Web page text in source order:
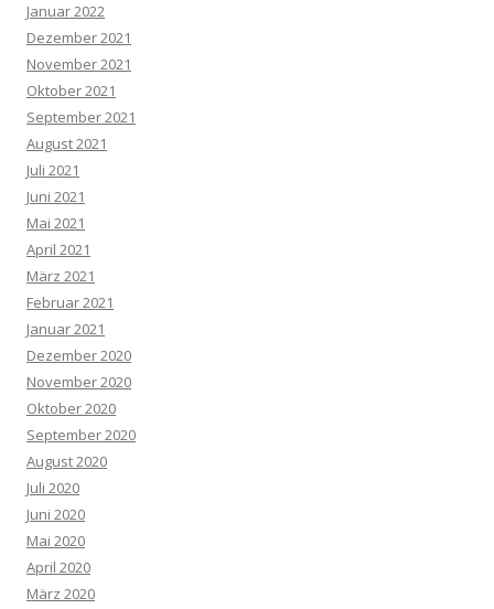
Januar 2022
Dezember 2021
November 2021
Oktober 2021
September 2021
August 2021
Juli 2021
Juni 2021
Mai 2021
April 2021
März 2021
Februar 2021
Januar 2021
Dezember 2020
November 2020
Oktober 2020
September 2020
August 2020
Juli 2020
Juni 2020
Mai 2020
April 2020
März 2020